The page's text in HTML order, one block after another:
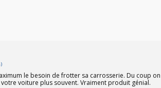
le besoin de frotter sa carrosserie. Du coup
voiture plus souvent. Vraiment produit génial.